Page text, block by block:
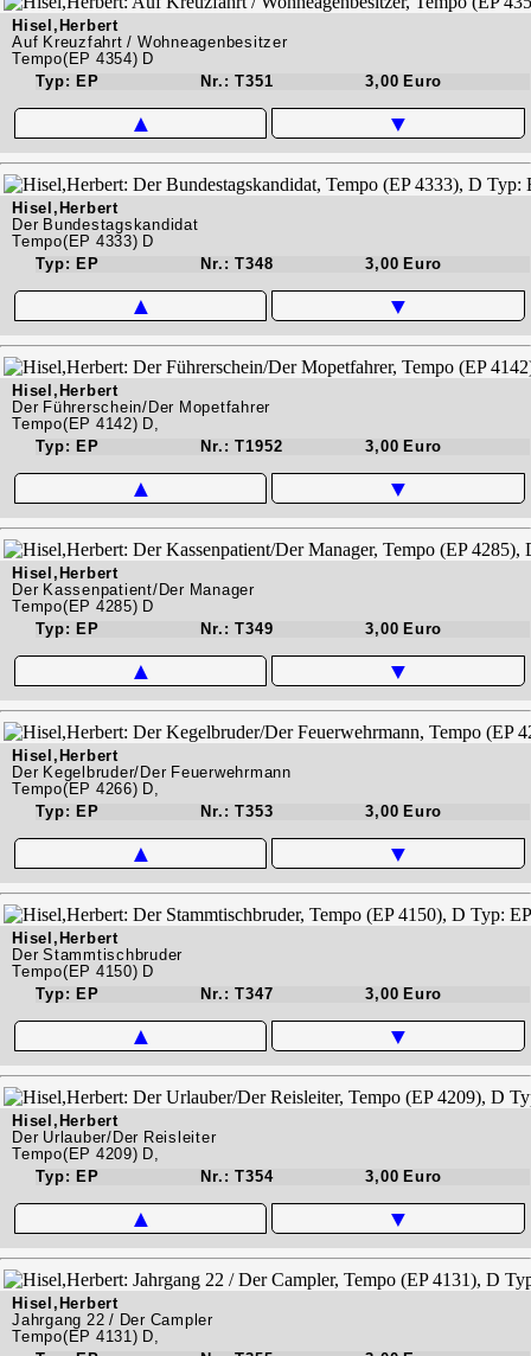
Hisel,Herbert
Auf Kreuzfahrt / Wohneagenbesitzer
Tempo(EP 4354) D
Typ: EP
Nr.: T351 3,00 Euro
▲ ▼
Hisel,Herbert
Der Bundestagskandidat
Tempo(EP 4333) D
Typ: EP
Nr.: T348 3,00 Euro
▲ ▼
Hisel,Herbert
Der Führerschein/Der Mopetfahrer
Tempo(EP 4142) D,
Typ: EP
Nr.: T1952 3,00 Euro
▲ ▼
Hisel,Herbert
Der Kassenpatient/Der Manager
Tempo(EP 4285) D
Typ: EP
Nr.: T349 3,00 Euro
▲ ▼
Hisel,Herbert
Der Kegelbruder/Der Feuerwehrmann
Tempo(EP 4266) D,
Typ: EP
Nr.: T353 3,00 Euro
▲ ▼
Hisel,Herbert
Der Stammtischbruder
Tempo(EP 4150) D
Typ: EP
Nr.: T347 3,00 Euro
▲ ▼
Hisel,Herbert
Der Urlauber/Der Reisleiter
Tempo(EP 4209) D,
Typ: EP
Nr.: T354 3,00 Euro
▲ ▼
Hisel,Herbert
Jahrgang 22 / Der Campler
Tempo(EP 4131) D,